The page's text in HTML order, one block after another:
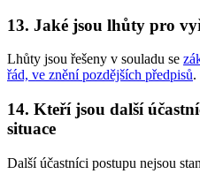
13. Jaké jsou lhůty pro
Lhůty jsou řešeny v souladu se
řád, ve znění pozdějších předpisů.
14. Kteří jsou další
situace
Další účastníci postupu nejsou